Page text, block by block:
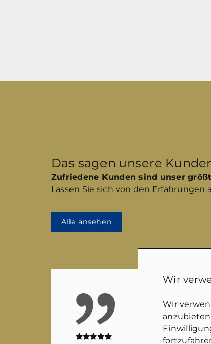
Das sagen unsere
Zufriedene Kunden sind unser
Lassen Sie sich von den
Alle ansehen
Wir
Wir